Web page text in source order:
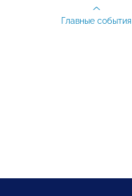
Главные события